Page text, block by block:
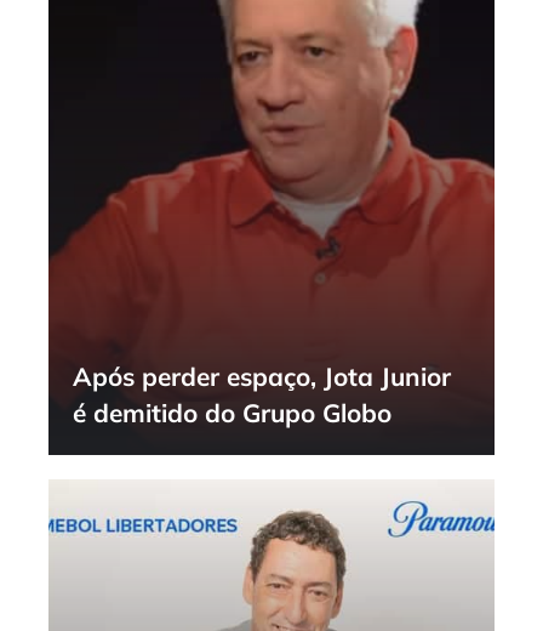
Após perder espaço, Jota Junior
é demitido do Grupo Globo